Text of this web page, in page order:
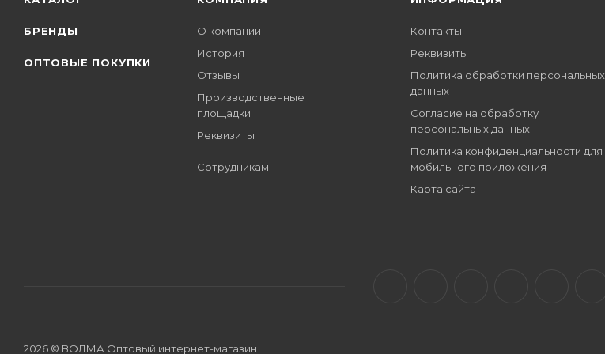
БРЕНДЫ
ОПТОВЫЕ ПОКУПКИ
О компании
История
Отзывы
Производственные
площадки
Реквизиты
Сотрудникам
Контакты
Реквизиты
Политика обработки персональных
данных
Согласие на обработку
персональных данных
Политика конфиденциальности для
мобильного приложения
Карта сайта
2026 © ВОЛМА Оптовый интернет-магазин